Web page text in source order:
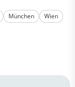
München
Wien